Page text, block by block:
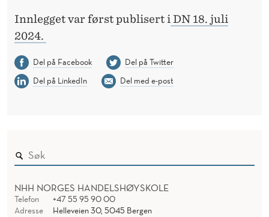
Innlegget var først publisert iDN 18. juli
2024.
Del på Facebook
Del på Twitter
Del på LinkedIn
Del med e-post
NHH NORGES HANDELSHØYSKOLE
Telefon
+47 55 95 90 00
Adresse
Helleveien 30, 5045 Bergen